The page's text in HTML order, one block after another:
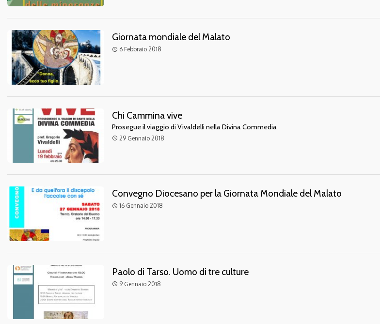
Giornata mondiale del Malato
access_time 6 Febbraio 2018
Chi Cammina vive
Prosegue il viaggio di Vivaldelli nella Divina Commedia
access_time 29 Gennaio 2018
Convegno Diocesano per la Giornata Mondiale del Malato
access_time 16 Gennaio 2018
Paolo di Tarso. Uomo di tre culture
access_time 9 Gennaio 2018